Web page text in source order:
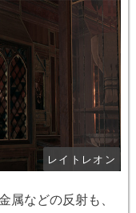
レイトレオン
属などの反射も、